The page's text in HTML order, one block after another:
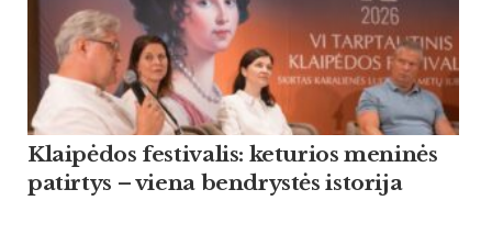
Klaipėdos festivalis: keturios meninės
patirtys – viena bendrystės istorija